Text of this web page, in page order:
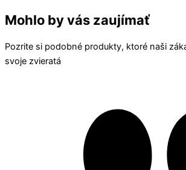
Mohlo by vás zaujímať
Pozrite si podobné produkty, ktoré naši
svoje zvieratá